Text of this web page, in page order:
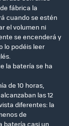
fábrica la
cuando se estén
el volumen ni
se encenderá y
lo podéis leer
la batería se ha
de 10 horas,
las 12
diferentes: la
de
batería casi un